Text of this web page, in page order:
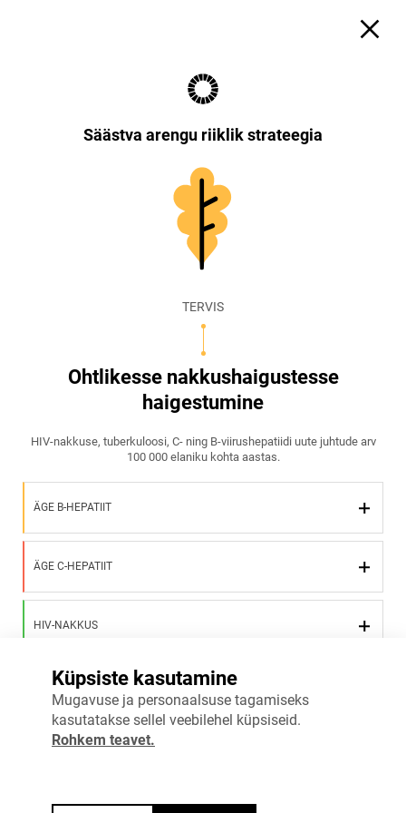
Säästva arengu riiklik strateegia
TERVIS
Ohtlikesse nakkushaigustesse
haigestumine
HIV-nakkuse, tuberkuloosi, C- ning B‑viirushepatiidi uute juhtude arv
100 000 elaniku kohta aastas.
ÄGE B-HEPATIIT
ÄGE C-HEPATIIT
HIV-NAKKUS
KROONILINE B HEPATIIT
KROONILINE C HEPATIIT
TUBERKULOOS
Küpsiste kasutamine
Mugavuse ja personaalsuse tagamiseks
kasutatakse sellel veebilehel küpsiseid.
Rohkem teavet.